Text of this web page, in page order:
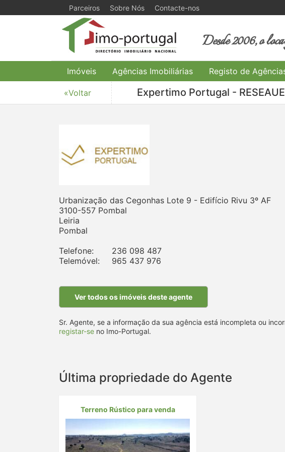
Parceiros Sobre Nós Contacte-nos
Desde 2006, o
Imóveis Agências Imobiliárias Registo de
«Voltar Expertimo Portugal -
Urbanização das Cegonhas Lote 9 - Edifício Rivu 3º AF
3100-557 Pombal
Leiria
Pombal
Telefone:
236 098 487
Telemóvel:
965 437 976
Ver todos os imóveis deste agente
Sr. Agente, se a informação da sua agência está incompleta ou
registar-se no Imo-Portugal.
Última propriedade do Agente
Terreno Rústico para venda